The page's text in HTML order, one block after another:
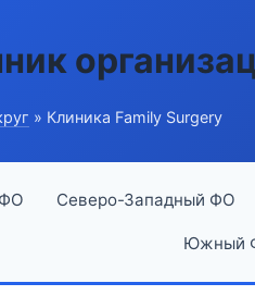
» Клиника Family Surgery
Северо-Западный ФО
Южный